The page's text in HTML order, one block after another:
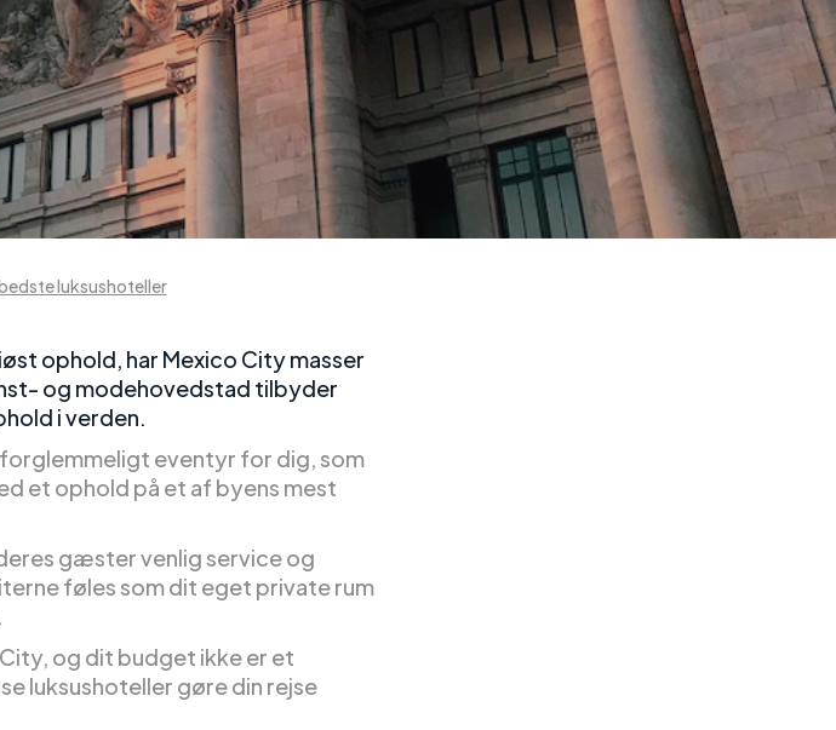
luksushoteller
ophold, har Mexico City masser
og modehovedstad tilbyder
i verden.
eventyr for dig, som
et ophold på et af byens mest
gæster venlig service og
føles som dit eget private rum
og dit budget ikke er et
luksushoteller gøre din rejse